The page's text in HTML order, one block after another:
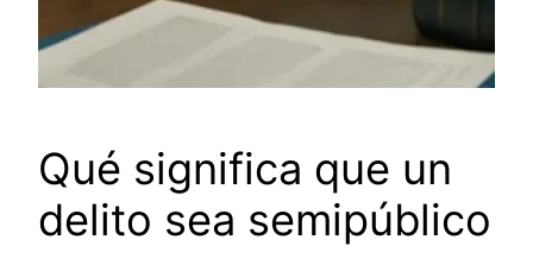
Qué significa que un
delito sea semipúblico